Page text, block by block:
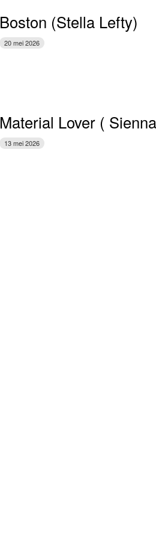
Boston (Stella Lefty)
20 mei 2026
Material Lover (
13 mei 2026